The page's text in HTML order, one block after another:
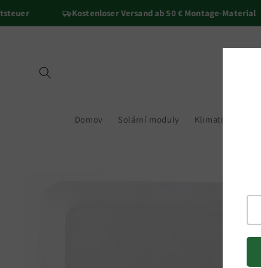
Přejít k
obsahu
Kostenloser Versand ab 50 € Montage-Material
Domov Solární moduly Klimatizace